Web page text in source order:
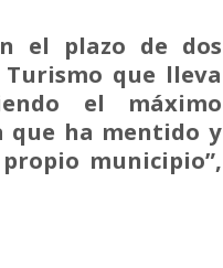
el plazo de dos
que lleva
el máximo
que ha mentido y
municipio”,